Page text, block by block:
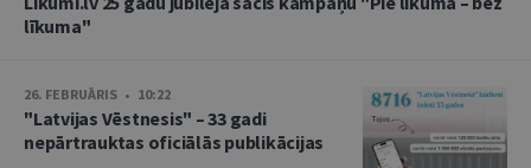
līkuma"
26. FEBRUĀRIS • 10:22
"Latvijas Vēstnesis" – 33 gadi
nepārtrauktas oficiālās publikācijas